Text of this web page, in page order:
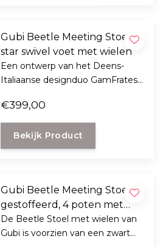
Gubi Beetle Meeting Stoel, 4
star swivel voet met wielen
Een ontwerp van het Deens-
Italiaanse designduo GamFratesi
Chair is er voor uw thuiskantoor
of formele werkruimte.
€399,00
Bekijk Product
Gubi Beetle Meeting Stoel
gestoffeerd, 4 poten met
wielen
De Beetle Stoel met wielen van
Gubi is voorzien van een zwart